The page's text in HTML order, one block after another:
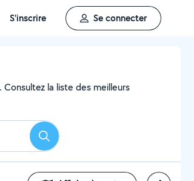
S'inscrire Se connecter
Consultez la liste des meilleurs
Rechercher